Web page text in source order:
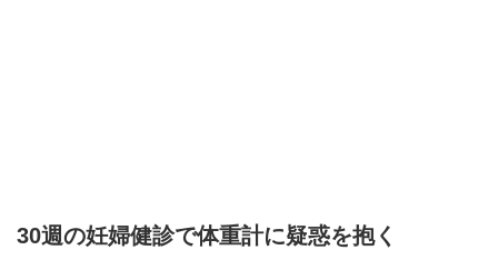
30週の妊婦健診で体重計に疑惑を抱く